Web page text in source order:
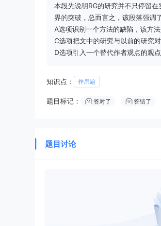
本段先说明RG的研究并不只停留
界的突破，总而言之，该段落强调
A选项识别一个方法的缺陷，该方
C选项把文中的研究与以前的研究对
D选项引入一个替代作者观点的观点
知识点： 作用题
题目标记： 答对了 答错了
题目讨论